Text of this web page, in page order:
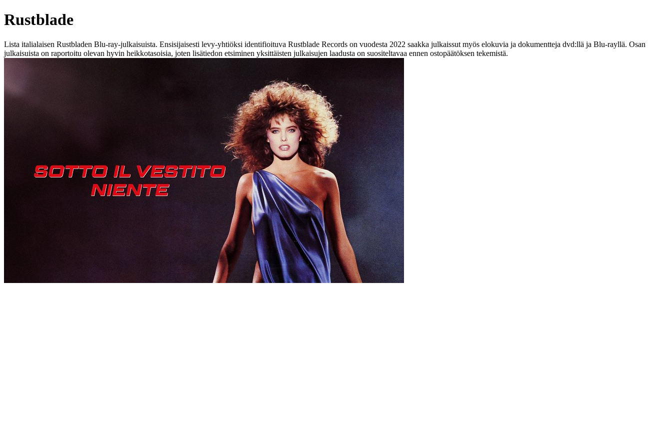
Rustblade
Lista italialaisen Rustbladen Blu-ray-julkaisuista. Ensisijaisesti levy-yhtiöksi identifioituva Rustblade Records on vuodesta 2022 saakka julkaissut myös elokuvia ja dokumentteja dvd:llä ja Blu-rayllä. Osan
julkaisuista on raportoitu olevan hyvin heikkotasoisia, joten lisätiedon etsiminen yksittäisten julkaisujen laadusta on suositeltavaa ennen ostopäätöksen tekemistä.